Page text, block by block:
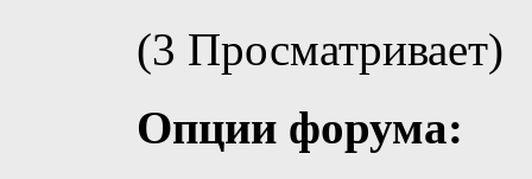
(3 Просматривает)
Опции форума: